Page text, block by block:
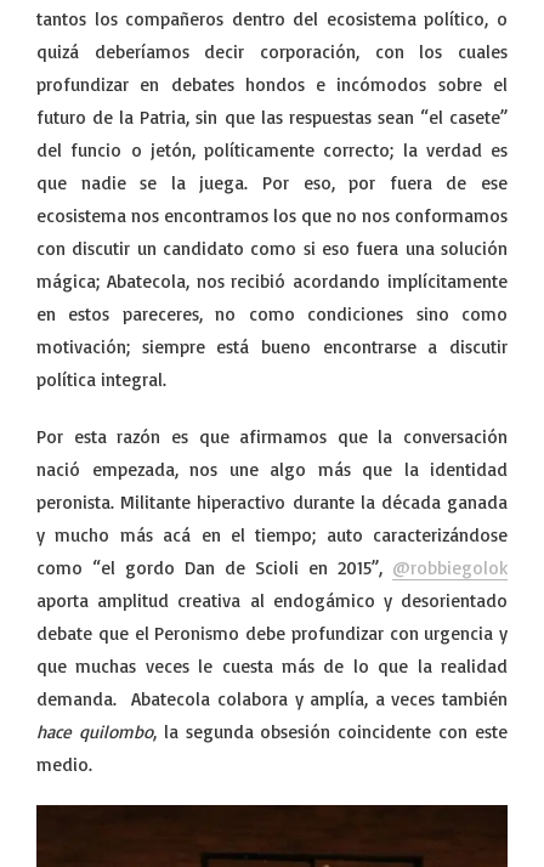
tantos los compañeros dentro del ecosistema político, o
quizá deberíamos decir corporación, con los cuales
profundizar en debates hondos e incómodos sobre el
futuro de la Patria, sin que las respuestas sean “el casete”
del funcio o jetón, políticamente correcto; la verdad es
que nadie se la juega. Por eso, por fuera de ese
ecosistema nos encontramos los que no nos conformamos
con discutir un candidato como si eso fuera una solución
mágica; Abatecola, nos recibió acordando implícitamente
en estos pareceres, no como condiciones sino como
motivación; siempre está bueno encontrarse a discutir
política integral.
Por esta razón es que afirmamos que la conversación
nació empezada, nos une algo más que la identidad
peronista. Militante hiperactivo durante la década ganada
y mucho más acá en el tiempo; auto caracterizándose
como “el gordo Dan de Scioli en 2015”, @robbiegolok
aporta amplitud creativa al endogámico y desorientado
debate que el Peronismo debe profundizar con urgencia y
que muchas veces le cuesta más de lo que la realidad
demanda. Abatecola colabora y amplía, a veces también
hace quilombo, la segunda obsesión coincidente con este
medio.